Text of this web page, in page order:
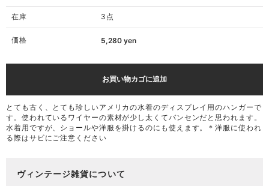
在庫 3点
価格 5,280 yen
お買い物カゴに追加
とても古く、とても珍しいアメリカの水着のディスプレイ用のハンガーで
す。使われているワイヤーの素材が少し太くてバンセンだと思われます。
水着用ですが、ショールや洋服を掛けるのにも使えます。＊洋服に使われ
る際はサビにご注意ください
ヴィンテージ雑貨について